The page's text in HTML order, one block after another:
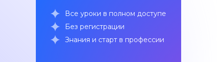
Знания и старт в профессии
Без регистрации
Все уроки в полном доступе